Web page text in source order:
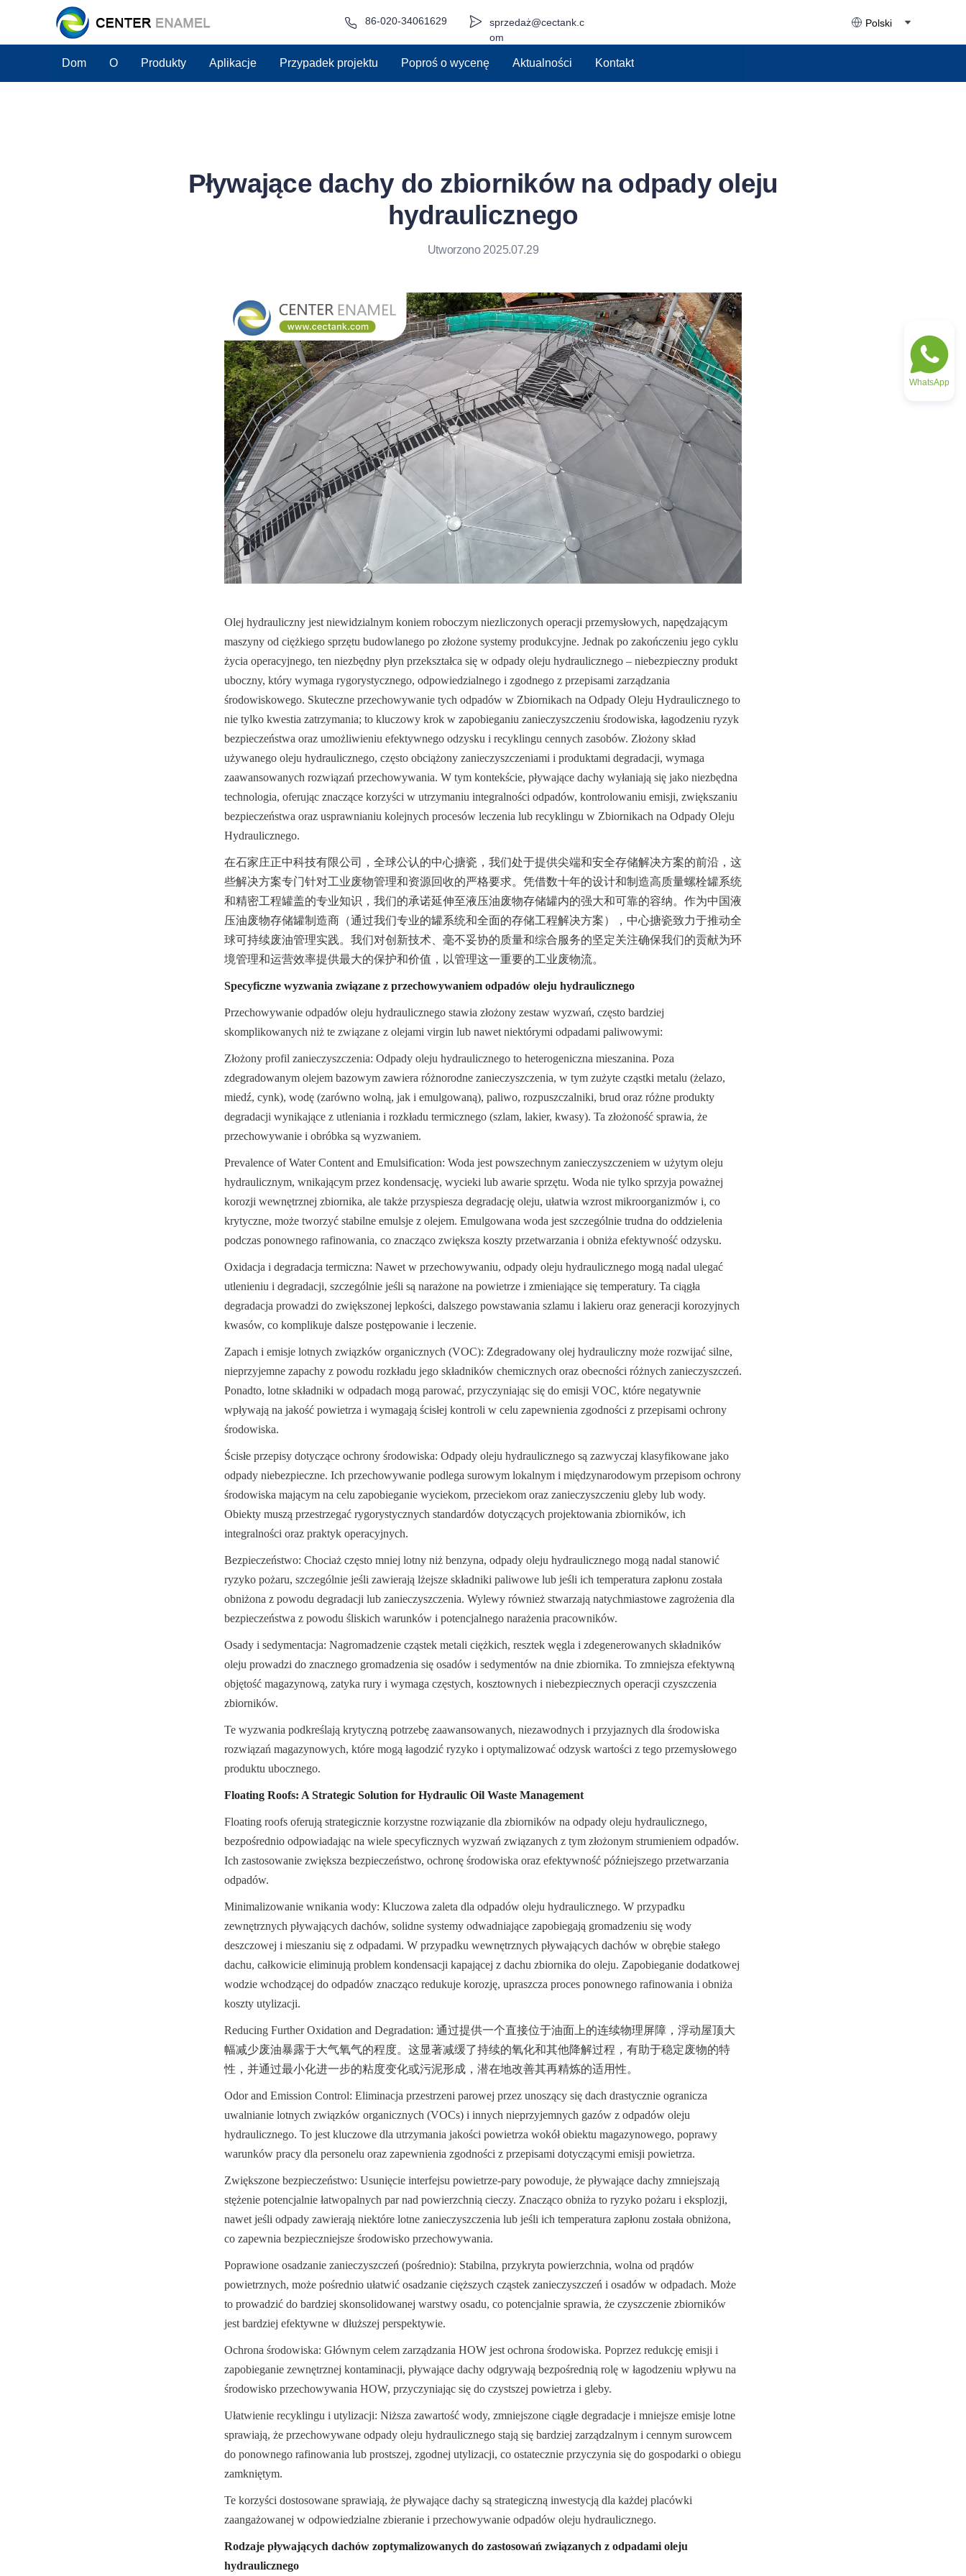
sprzedaż@cectank.c
om
86-020-34061629 Polski
Dom O Produkty Aplikacje Przypadek projektu Poproś o wycenę Aktualności Kontakt
Pływające dachy do zbiorników na odpady oleju
hydraulicznego
Utworzono 2025.07.29
Olej hydrauliczny jest niewidzialnym koniem roboczym niezliczonych operacji przemysłowych, napędzającym
maszyny od ciężkiego sprzętu budowlanego po złożone systemy produkcyjne. Jednak po zakończeniu jego cyklu
życia operacyjnego, ten niezbędny płyn przekształca się w odpady oleju hydraulicznego – niebezpieczny produkt
uboczny, który wymaga rygorystycznego, odpowiedzialnego i zgodnego z przepisami zarządzania
środowiskowego. Skuteczne przechowywanie tych odpadów w Zbiornikach na Odpady Oleju Hydraulicznego to
nie tylko kwestia zatrzymania; to kluczowy krok w zapobieganiu zanieczyszczeniu środowiska, łagodzeniu ryzyk
bezpieczeństwa oraz umożliwieniu efektywnego odzysku i recyklingu cennych zasobów. Złożony skład
używanego oleju hydraulicznego, często obciążony zanieczyszczeniami i produktami degradacji, wymaga
zaawansowanych rozwiązań przechowywania. W tym kontekście, pływające dachy wyłaniają się jako niezbędna
technologia, oferując znaczące korzyści w utrzymaniu integralności odpadów, kontrolowaniu emisji, zwiększaniu
bezpieczeństwa oraz usprawnianiu kolejnych procesów leczenia lub recyklingu w Zbiornikach na Odpady Oleju
Hydraulicznego.
在石家庄正中科技有限公司，全球公认的中心搪瓷，我们处于提供尖端和安全存储解决方案的前沿，这
些解决方案专门针对工业废物管理和资源回收的严格要求。凭借数十年的设计和制造高质量螺栓罐系统
和精密工程罐盖的专业知识，我们的承诺延伸至液压油废物存储罐内的强大和可靠的容纳。作为中国液
压油废物存储罐制造商（通过我们专业的罐系统和全面的存储工程解决方案），中心搪瓷致力于推动全
球可持续废油管理实践。我们对创新技术、毫不妥协的质量和综合服务的坚定关注确保我们的贡献为环
境管理和运营效率提供最大的保护和价值，以管理这一重要的工业废物流。
Specyficzne wyzwania związane z przechowywaniem odpadów oleju hydraulicznego
Przechowywanie odpadów oleju hydraulicznego stawia złożony zestaw wyzwań, często bardziej
skomplikowanych niż te związane z olejami virgin lub nawet niektórymi odpadami paliwowymi:
Złożony profil zanieczyszczenia: Odpady oleju hydraulicznego to heterogeniczna mieszanina. Poza
zdegradowanym olejem bazowym zawiera różnorodne zanieczyszczenia, w tym zużyte cząstki metalu (żelazo,
miedź, cynk), wodę (zarówno wolną, jak i emulgowaną), paliwo, rozpuszczalniki, brud oraz różne produkty
degradacji wynikające z utleniania i rozkładu termicznego (szlam, lakier, kwasy). Ta złożoność sprawia, że
przechowywanie i obróbka są wyzwaniem.
Prevalence of Water Content and Emulsification: Woda jest powszechnym zanieczyszczeniem w użytym oleju
hydraulicznym, wnikającym przez kondensację, wycieki lub awarie sprzętu. Woda nie tylko sprzyja poważnej
korozji wewnętrznej zbiornika, ale także przyspiesza degradację oleju, ułatwia wzrost mikroorganizmów i, co
krytyczne, może tworzyć stabilne emulsje z olejem. Emulgowana woda jest szczególnie trudna do oddzielenia
podczas ponownego rafinowania, co znacząco zwiększa koszty przetwarzania i obniża efektywność odzysku.
Oxidacja i degradacja termiczna: Nawet w przechowywaniu, odpady oleju hydraulicznego mogą nadal ulegać
utlenieniu i degradacji, szczególnie jeśli są narażone na powietrze i zmieniające się temperatury. Ta ciągła
degradacja prowadzi do zwiększonej lepkości, dalszego powstawania szlamu i lakieru oraz generacji korozyjnych
kwasów, co komplikuje dalsze postępowanie i leczenie.
Zapach i emisje lotnych związków organicznych (VOC): Zdegradowany olej hydrauliczny może rozwijać silne,
nieprzyjemne zapachy z powodu rozkładu jego składników chemicznych oraz obecności różnych zanieczyszczeń.
Ponadto, lotne składniki w odpadach mogą parować, przyczyniając się do emisji VOC, które negatywnie
wpływają na jakość powietrza i wymagają ścisłej kontroli w celu zapewnienia zgodności z przepisami ochrony
środowiska.
Ścisłe przepisy dotyczące ochrony środowiska: Odpady oleju hydraulicznego są zazwyczaj klasyfikowane jako
odpady niebezpieczne. Ich przechowywanie podlega surowym lokalnym i międzynarodowym przepisom ochrony
środowiska mającym na celu zapobieganie wyciekom, przeciekom oraz zanieczyszczeniu gleby lub wody.
Obiekty muszą przestrzegać rygorystycznych standardów dotyczących projektowania zbiorników, ich
integralności oraz praktyk operacyjnych.
Bezpieczeństwo: Chociaż często mniej lotny niż benzyna, odpady oleju hydraulicznego mogą nadal stanowić
ryzyko pożaru, szczególnie jeśli zawierają lżejsze składniki paliwowe lub jeśli ich temperatura zapłonu została
obniżona z powodu degradacji lub zanieczyszczenia. Wylewy również stwarzają natychmiastowe zagrożenia dla
bezpieczeństwa z powodu śliskich warunków i potencjalnego narażenia pracowników.
Osady i sedymentacja: Nagromadzenie cząstek metali ciężkich, resztek węgla i zdegenerowanych składników
oleju prowadzi do znacznego gromadzenia się osadów i sedymentów na dnie zbiornika. To zmniejsza efektywną
objętość magazynową, zatyka rury i wymaga częstych, kosztownych i niebezpiecznych operacji czyszczenia
zbiorników.
Te wyzwania podkreślają krytyczną potrzebę zaawansowanych, niezawodnych i przyjaznych dla środowiska
rozwiązań magazynowych, które mogą łagodzić ryzyko i optymalizować odzysk wartości z tego przemysłowego
produktu ubocznego.
Floating Roofs: A Strategic Solution for Hydraulic Oil Waste Management
Floating roofs oferują strategicznie korzystne rozwiązanie dla zbiorników na odpady oleju hydraulicznego,
bezpośrednio odpowiadając na wiele specyficznych wyzwań związanych z tym złożonym strumieniem odpadów.
Ich zastosowanie zwiększa bezpieczeństwo, ochronę środowiska oraz efektywność późniejszego przetwarzania
odpadów.
Minimalizowanie wnikania wody: Kluczowa zaleta dla odpadów oleju hydraulicznego. W przypadku
zewnętrznych pływających dachów, solidne systemy odwadniające zapobiegają gromadzeniu się wody
deszczowej i mieszaniu się z odpadami. W przypadku wewnętrznych pływających dachów w obrębie stałego
dachu, całkowicie eliminują problem kondensacji kapającej z dachu zbiornika do oleju. Zapobieganie dodatkowej
wodzie wchodzącej do odpadów znacząco redukuje korozję, upraszcza proces ponownego rafinowania i obniża
koszty utylizacji.
Reducing Further Oxidation and Degradation: 通过提供一个直接位于油面上的连续物理屏障，浮动屋顶大
幅减少废油暴露于大气氧气的程度。这显著减缓了持续的氧化和其他降解过程，有助于稳定废物的特
性，并通过最小化进一步的粘度变化或污泥形成，潜在地改善其再精炼的适用性。
Odor and Emission Control: Eliminacja przestrzeni parowej przez unoszący się dach drastycznie ogranicza
uwalnianie lotnych związków organicznych (VOCs) i innych nieprzyjemnych gazów z odpadów oleju
hydraulicznego. To jest kluczowe dla utrzymania jakości powietrza wokół obiektu magazynowego, poprawy
warunków pracy dla personelu oraz zapewnienia zgodności z przepisami dotyczącymi emisji powietrza.
Zwiększone bezpieczeństwo: Usunięcie interfejsu powietrze-pary powoduje, że pływające dachy zmniejszają
stężenie potencjalnie łatwopalnych par nad powierzchnią cieczy. Znacząco obniża to ryzyko pożaru i eksplozji,
nawet jeśli odpady zawierają niektóre lotne zanieczyszczenia lub jeśli ich temperatura zapłonu została obniżona,
co zapewnia bezpieczniejsze środowisko przechowywania.
Poprawione osadzanie zanieczyszczeń (pośrednio): Stabilna, przykryta powierzchnia, wolna od prądów
powietrznych, może pośrednio ułatwić osadzanie cięższych cząstek zanieczyszczeń i osadów w odpadach. Może
to prowadzić do bardziej skonsolidowanej warstwy osadu, co potencjalnie sprawia, że czyszczenie zbiorników
jest bardziej efektywne w dłuższej perspektywie.
Ochrona środowiska: Głównym celem zarządzania HOW jest ochrona środowiska. Poprzez redukcję emisji i
zapobieganie zewnętrznej kontaminacji, pływające dachy odgrywają bezpośrednią rolę w łagodzeniu wpływu na
środowisko przechowywania HOW, przyczyniając się do czystszej powietrza i gleby.
Ułatwienie recyklingu i utylizacji: Niższa zawartość wody, zmniejszone ciągłe degradacje i mniejsze emisje lotne
sprawiają, że przechowywane odpady oleju hydraulicznego stają się bardziej zarządzalnym i cennym surowcem
do ponownego rafinowania lub prostszej, zgodnej utylizacji, co ostatecznie przyczynia się do gospodarki o obiegu
zamkniętym.
Te korzyści dostosowane sprawiają, że pływające dachy są strategiczną inwestycją dla każdej placówki
zaangażowanej w odpowiedzialne zbieranie i przechowywanie odpadów oleju hydraulicznego.
Rodzaje pływających dachów zoptymalizowanych do zastosowań związanych z odpadami oleju
hydraulicznego
WhatsApp